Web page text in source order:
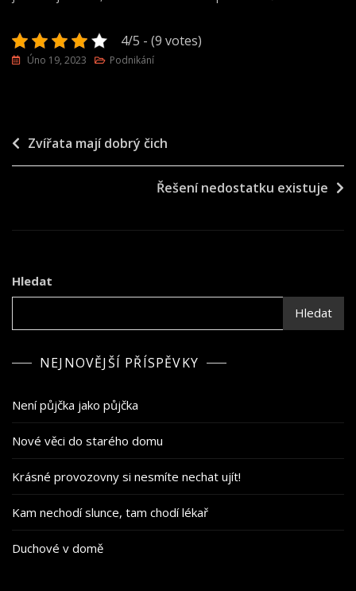
4/5 - (9 votes)
Úno 19, 2023 Podnikání
Navigace
pro
Zvířata mají dobrý čich
Řešení nedostatku existuje
Hledat
Hledat
NEJNOVĚJŠÍ PŘÍSPĚVKY
Není půjčka jako půjčka
Nové věci do starého domu
Krásné provozovny si nesmíte nechat ujít!
Kam nechodí slunce, tam chodí lékař
Duchové v domě